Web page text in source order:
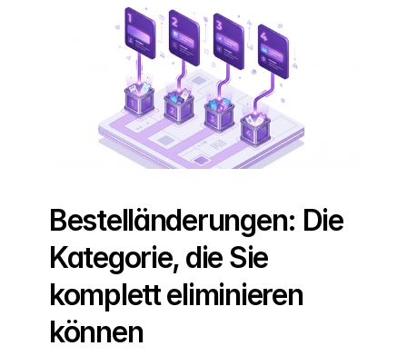
Bestelländerungen: Die
Kategorie, die Sie
komplett eliminieren
können